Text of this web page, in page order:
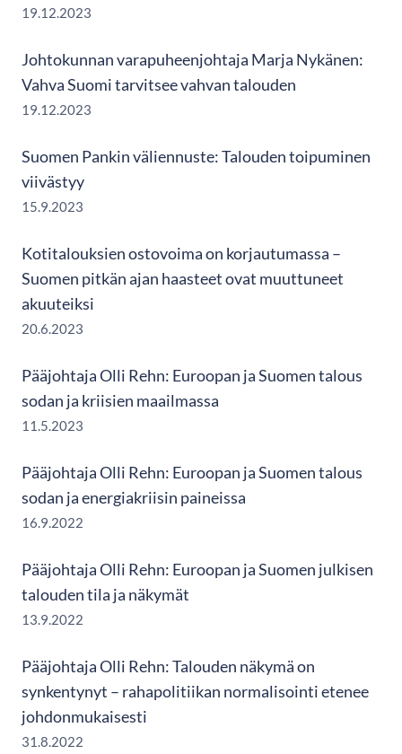
19.12.2023
Johtokunnan varapuheenjohtaja Marja Nykänen:
Vahva Suomi tarvitsee vahvan talouden
19.12.2023
Suomen Pankin väliennuste: Talouden toipuminen
viivästyy
15.9.2023
Kotitalouksien ostovoima on korjautumassa –
Suomen pitkän ajan haasteet ovat muuttuneet
akuuteiksi
20.6.2023
Pääjohtaja Olli Rehn: Euroopan ja Suomen talous
sodan ja kriisien maailmassa
11.5.2023
Pääjohtaja Olli Rehn: Euroopan ja Suomen talous
sodan ja energiakriisin paineissa
16.9.2022
Pääjohtaja Olli Rehn: Euroopan ja Suomen julkisen
talouden tila ja näkymät
13.9.2022
Pääjohtaja Olli Rehn: Talouden näkymä on
synkentynyt – rahapolitiikan normalisointi etenee
johdonmukaisesti
31.8.2022